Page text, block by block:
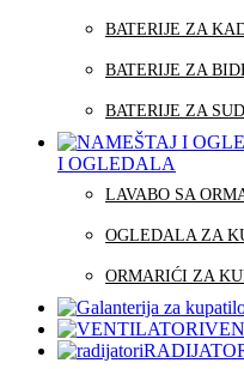
BATERIJE ZA
BATERIJE ZA
BATERIJE ZA
I OGLEDALA
LAVABO SA
OGLEDALA ZA
ORMARIĆI ZA